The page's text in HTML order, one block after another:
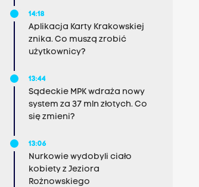
14:18
Aplikacja Karty Krakowskiej
znika. Co muszą zrobić
użytkownicy?
13:44
Sądeckie MPK wdraża nowy
system za 37 mln złotych. Co
się zmieni?
13:06
Nurkowie wydobyli ciało
kobiety z Jeziora
Rożnowskiego